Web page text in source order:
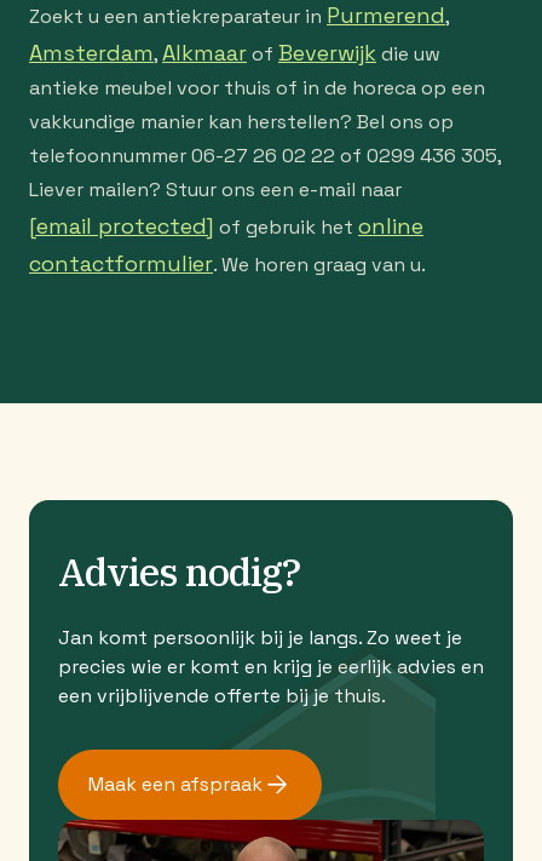
Zoekt u een antiekreparateur in Purmerend,
Amsterdam,Alkmaarof Beverwijk die uw
antieke meubel voor thuis of in de horeca op een
vakkundige manier kan herstellen? Bel ons op
telefoonnummer 06-27 26 02 22 of 0299 436 305,
Liever mailen? Stuur ons een e-mail naar
[email protected] of gebruik het online
contactformulier. We horen graag van u.
Advies nodig?
Jan komt persoonlijk bij je langs. Zo weet je
precies wie er komt en krijg je eerlijk advies en
een vrijblijvende offerte bij je thuis.
Maak een afspraak